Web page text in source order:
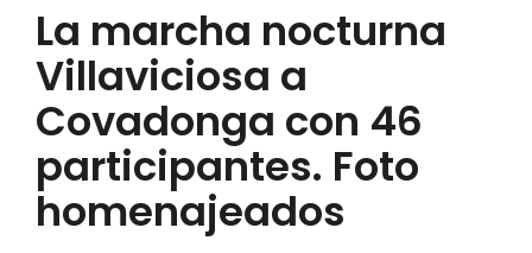
La marcha nocturna
Villaviciosa a
Covadonga con 46
participantes. Foto
homenajeados